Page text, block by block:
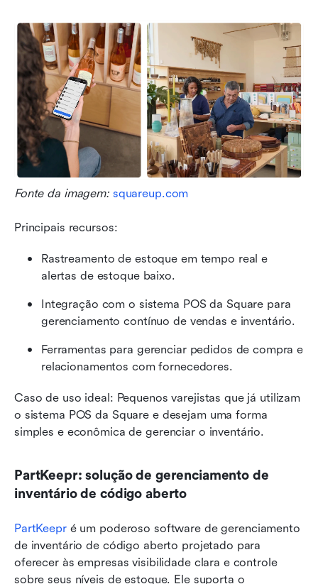
Fonte da imagem: squareup.com
Principais recursos:
Rastreamento de estoque em tempo real e
alertas de estoque baixo.
Integração com o sistema POS da Square para
gerenciamento contínuo de vendas e inventário.
Ferramentas para gerenciar pedidos de compra e
relacionamentos com fornecedores.
Caso de uso ideal: Pequenos varejistas que já utilizam
o sistema POS da Square e desejam uma forma
simples e econômica de gerenciar o inventário.
PartKeepr: solução de gerenciamento de
inventário de código aberto
PartKeepr é um poderoso software de gerenciamento
de inventário de código aberto projetado para
oferecer às empresas visibilidade clara e controle
sobre seus níveis de estoque. Ele suporta o